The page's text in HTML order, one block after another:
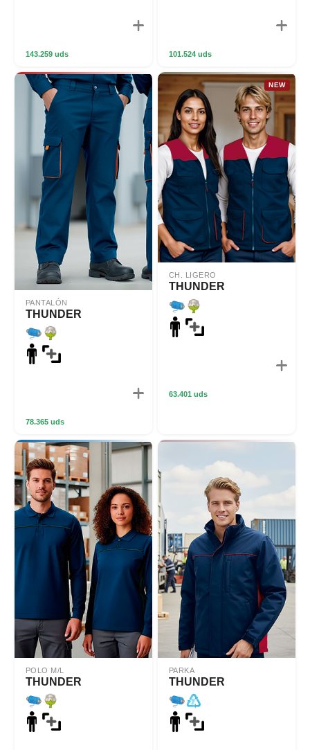
143.259 uds 101.524 uds
PANTALÓN
THUNDER
78.365 uds
NEW
CH. LIGERO
THUNDER
63.401 uds
POLO M/L
THUNDER
PARKA
THUNDER